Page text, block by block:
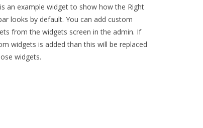
an example widget to show how the Right
looks by default. You can add custom
from the widgets screen in the admin. If
widgets is added than this will be replaced
widgets.